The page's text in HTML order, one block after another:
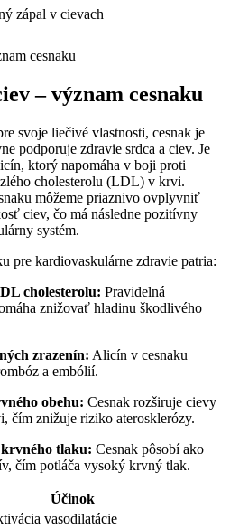
zápal v cievach
– význam cesnaku
svoje liečivé vlastnosti, cesnak je
podporuje zdravie srdca a ciev. Je
ktorý napomáha v boji proti
cholesterolu (LDL) v krvi.
môžeme priaznivo ovplyvniť
ciev, čo má následne pozitívny
systém.
pre kardiovaskulárne zdravie patria:
cholesterolu: Pravidelná
znižovať hladinu škodlivého
zrazenín: Alicín v cesnaku
a embólií.
obehu: Cesnak rozširuje cievy
čím znižuje riziko aterosklerózy.
tlaku: Cesnak pôsobí ako
čím potláča vysoký krvný tlak.
Účinok
vasodilatácie